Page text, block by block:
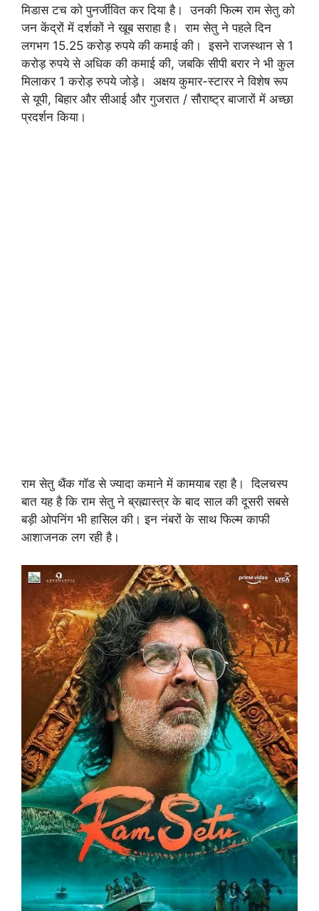
मिडास टच को पुनर्जीवित कर दिया है। उनकी फिल्म राम सेतु को
जन केंद्रों में दर्शकों ने खूब सराहा है। राम सेतु ने पहले दिन
लगभग 15.25 करोड़ रुपये की कमाई की। इसने राजस्थान से 1
करोड़ रुपये से अधिक की कमाई की, जबकि सीपी बरार ने भी कुल
मिलाकर 1 करोड़ रुपये जोड़े। अक्षय कुमार-स्टारर ने विशेष रूप
से यूपी, बिहार और सीआई और गुजरात / सौराष्ट्र बाजारों में अच्छा
प्रदर्शन किया।
राम सेतु थैंक गॉड से ज्यादा कमाने में कामयाब रहा है। दिलचस्प
बात यह है कि राम सेतु ने ब्रह्मास्त्र के बाद साल की दूसरी सबसे
बड़ी ओपनिंग भी हासिल की। इन नंबरों के साथ फिल्म काफी
आशाजनक लग रही है।